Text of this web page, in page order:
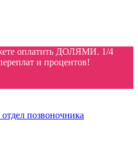
оплатить ДОЛЯМИ. 1/4
и процентов!
позвоночника